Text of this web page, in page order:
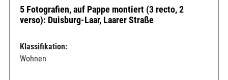
5 Fotografien, auf Pappe montiert (3 recto, 2
verso): Duisburg-Laar, Laarer Straße
Klassifikation:
Wohnen